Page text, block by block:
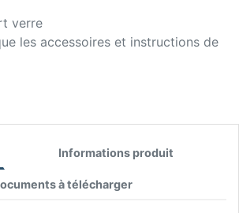
verre
les accessoires et instructions de
Informations produit
à télécharger